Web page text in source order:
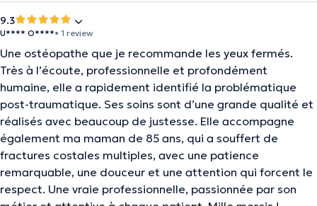
9.3
U**** O****• 1 review
Une ostéopathe que je recommande les yeux fermés.
Très à l’écoute, professionnelle et profondément
humaine, elle a rapidement identifié la problématique
post-traumatique. Ses soins sont d’une grande qualité et
réalisés avec beaucoup de justesse. Elle accompagne
également ma maman de 85 ans, qui a souffert de
fractures costales multiples, avec une patience
remarquable, une douceur et une attention qui forcent le
respect. Une vraie professionnelle, passionnée par son